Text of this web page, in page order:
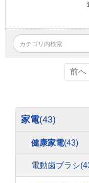
前へ
家電(43)
健康家電(43)
電動歯ブラシ